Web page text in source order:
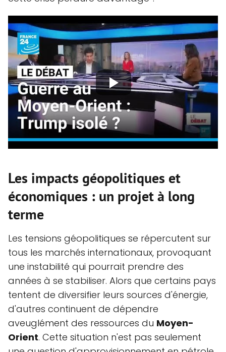
Les impacts géopolitiques et
économiques : un projet à long
terme
Les tensions géopolitiques se répercutent sur
tous les marchés internationaux, provoquant
une instabilité qui pourrait prendre des
années à se stabiliser. Alors que certains pays
tentent de diversifier leurs sources d'énergie,
d'autres continuent de dépendre
aveuglément des ressources du Moyen-
Orient. Cette situation n'est pas seulement